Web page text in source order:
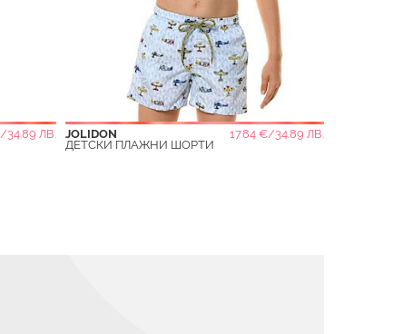
34.89 ЛВ.
JOLIDON
17.84 €/34.89 ЛВ.
ДЕТСКИ ПЛАЖНИ ШОРТИ